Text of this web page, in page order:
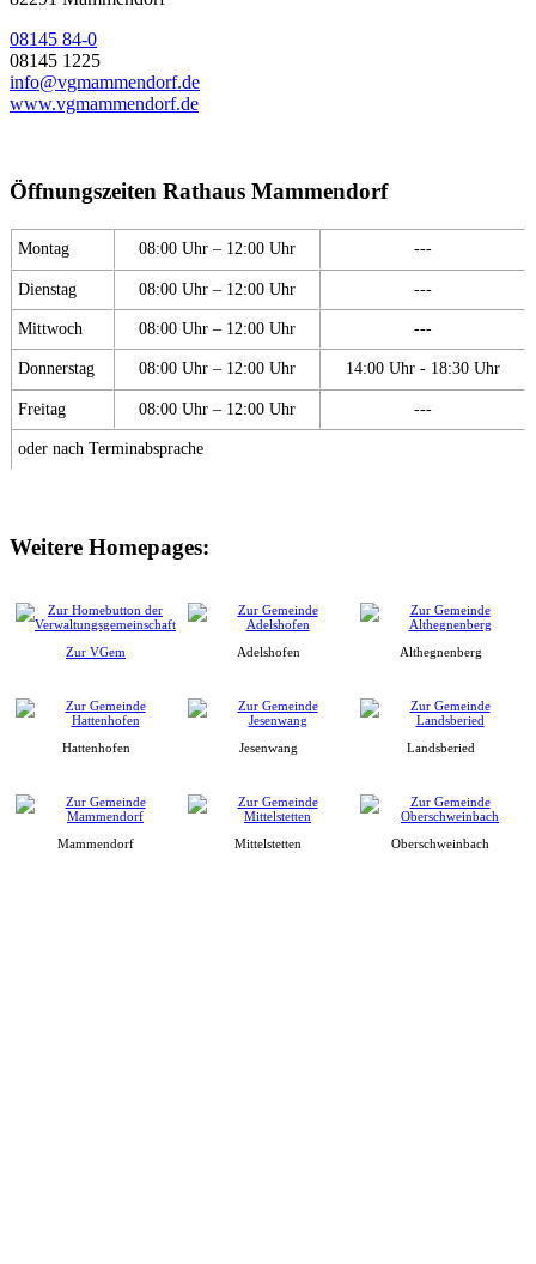
08145 84-0
08145 1225
info@vgmammendorf.de
www.vgmammendorf.de
Öffnungszeiten Rathaus Mammendorf
Montag 08:00 Uhr – 12:00 Uhr ---
Dienstag 08:00 Uhr – 12:00 Uhr ---
Mittwoch 08:00 Uhr – 12:00 Uhr ---
Donnerstag 08:00 Uhr – 12:00 Uhr 14:00 Uhr - 18:30 Uhr
Freitag 08:00 Uhr – 12:00 Uhr ---
oder nach Terminabsprache
Weitere Homepages:
Zur VGem Adelshofen Althegnenberg
Hattenhofen Jesenwang Landsberied
Mammendorf Mittelstetten Oberschweinbach